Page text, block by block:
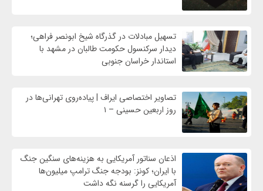
تسهیل مبادلات در گذرگاه شیخ ابونصر فراهی؛
دیدار سرکنسول حکومت طالبان در مشهد با
استاندار خراسان جنوبی
تصاویر اختصاصی ایراف | پیاده‌روی تهرانی‌ها در
روز اربعین حسینی – ۱
اذعان سناتور آمریکایی به هزینه‌های سنگین جنگ
با ایران؛ کونز: بودجه جنگ ترامپ میلیون‌ها
آمریکایی را گرسنه نگه داشت